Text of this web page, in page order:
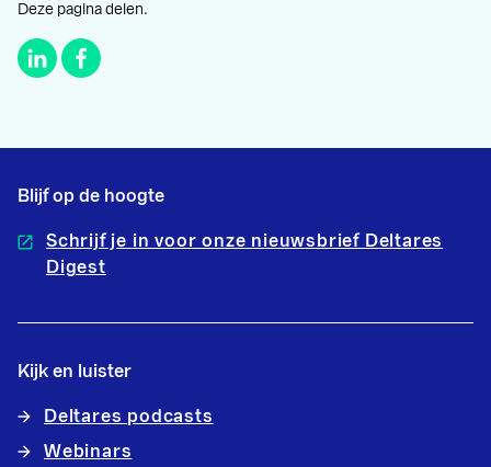
Deze pagina delen.
Blijf op de hoogte
Schrijf je in voor onze nieuwsbrief Deltares
Digest
Kijk en luister
Deltares podcasts
Webinars